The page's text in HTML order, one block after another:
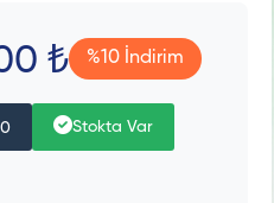
₺ %10 İndirim
Stokta Var